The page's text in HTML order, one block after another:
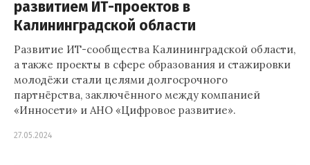
развитием ИТ-проектов в
Калининградской области
Развитие ИТ-сообщества Калининградской области,
а также проекты в сфере образования и стажировки
молодёжи стали целями долгосрочного
партнёрства, заключённого между компанией
«Инносети» и АНО «Цифровое развитие».
27.05.2024